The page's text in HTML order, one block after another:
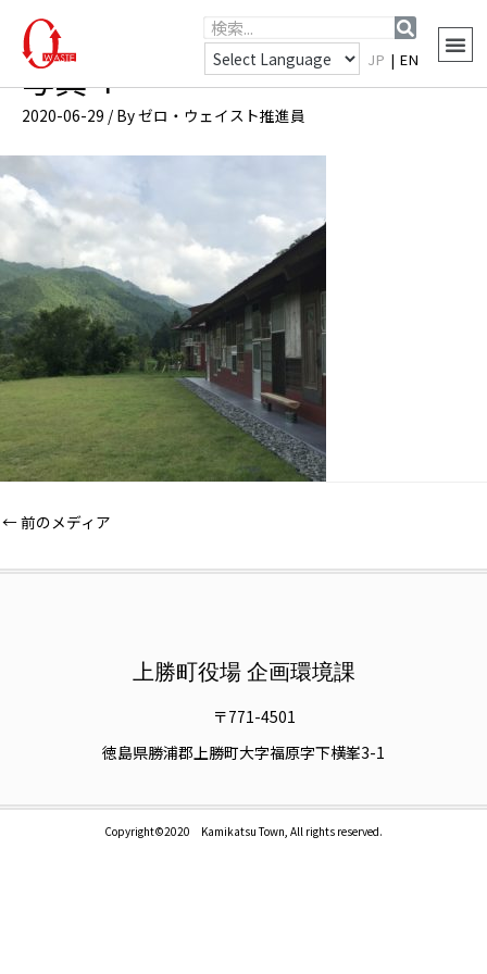
JP |EN
写真４
2020-06-29 / Byゼロ・ウェイスト推進員
←前のメディア
上勝町役場 企画環境課
〒771-4501
徳島県勝浦郡上勝町大字福原字下横峯3-1
Copyright©2020 Kamikatsu Town, All rights reserved.